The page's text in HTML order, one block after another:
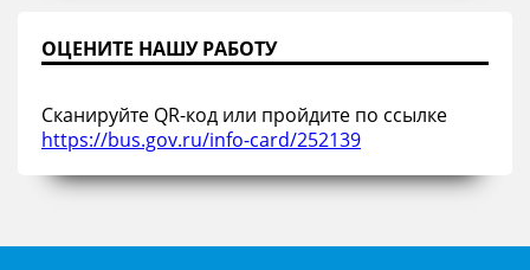
ОЦЕНИТЕ НАШУ РАБОТУ
Сканируйте QR-код или пройдите по ссылке
https://bus.gov.ru/info-card/252139